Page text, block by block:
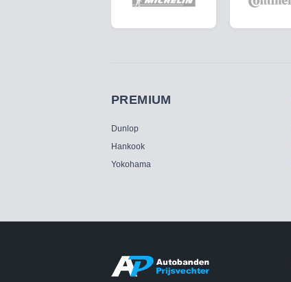
PREMIUM
Dunlop
Hankook
Yokohama